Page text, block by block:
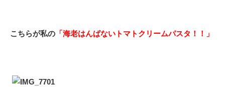
こちらが私の 「海老はんぱないトマトクリームパスタ！！」